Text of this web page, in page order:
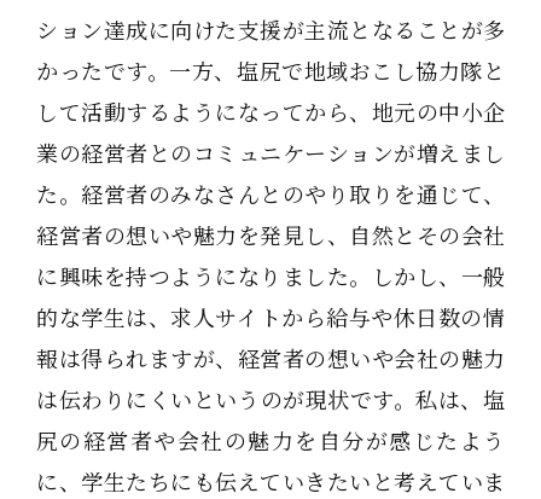
ション達成に向けた支援が主流となることが多
かったです。一方、塩尻で地域おこし協力隊と
して活動するようになってから、地元の中小企
業の経営者とのコミュニケーションが増えまし
た。経営者のみなさんとのやり取りを通じて、
経営者の想いや魅力を発見し、自然とその会社
に興味を持つようになりました。しかし、一般
的な学生は、求人サイトから給与や休日数の情
報は得られますが、経営者の想いや会社の魅力
は伝わりにくいというのが現状です。私は、塩
尻の経営者や会社の魅力を自分が感じたよう
に、学生たちにも伝えていきたいと考えていま